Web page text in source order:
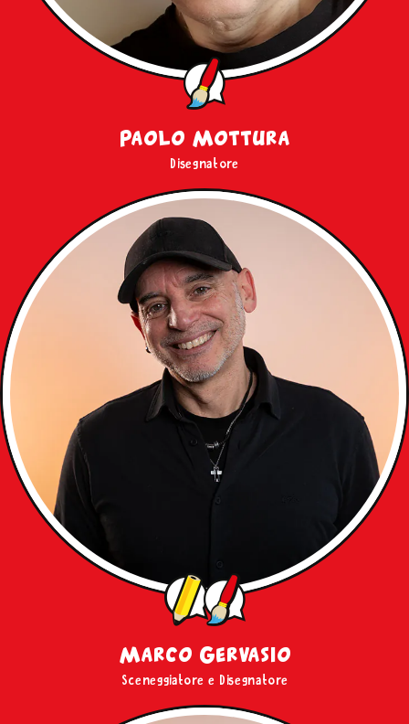
Paolo Mottura
Disegnatore
Marco Gervasio
Sceneggiatore e Disegnatore